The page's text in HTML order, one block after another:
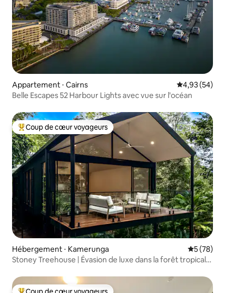
Appartement ⋅ Cairns Évaluation
4,93 (54)
Belle Escapes 52 Harbour Lights avec vue sur l'océan
Coups de cœur voyageurs les plus appréciés
Coup de cœur voyageurs
Hébergement ⋅ Kamerunga
5 (78)
Stoney Treehouse | Évasion de luxe dans la forêt tropicale